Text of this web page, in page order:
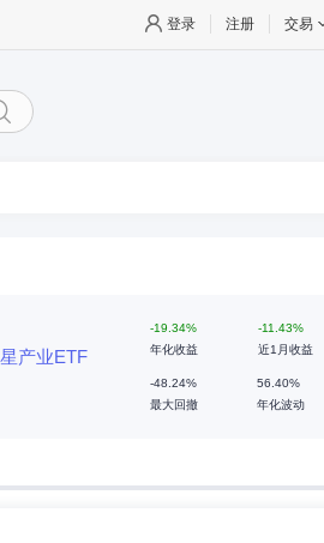
登录 注册 交易
产业ETF
-19.34%
年化收益
-11.43%
近1月收益
-48.24%
最大回撤
56.40%
年化波动